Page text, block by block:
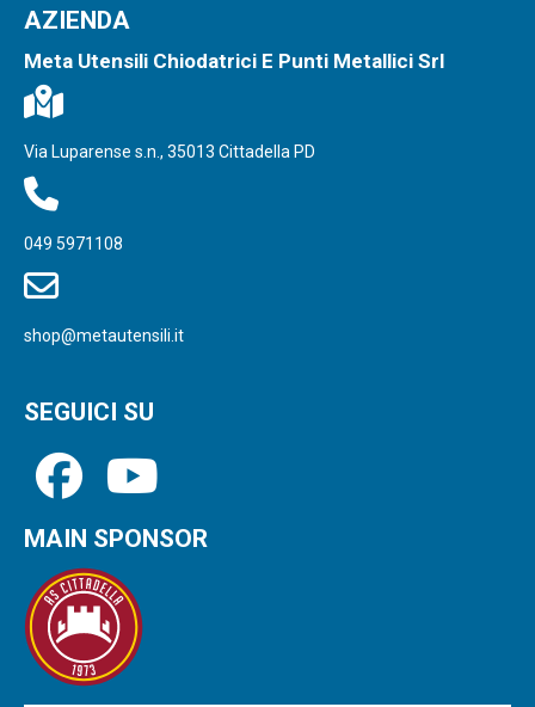
AZIENDA
Meta Utensili Chiodatrici E Punti Metallici Srl
Via Luparense s.n., 35013 Cittadella PD
049 5971108
shop@metautensili.it
SEGUICI SU
MAIN SPONSOR